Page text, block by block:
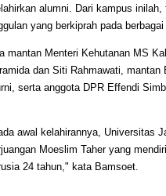
alumni. Dari kampus
yang berkiprah pada
mantan Menteri Kehutanan MS
dan Siti Rahmawati,
serta anggota DPR Effendi
awal kelahirannya, Universitas
Moeslim Taher yang
24 tahun," kata Bamsoet.